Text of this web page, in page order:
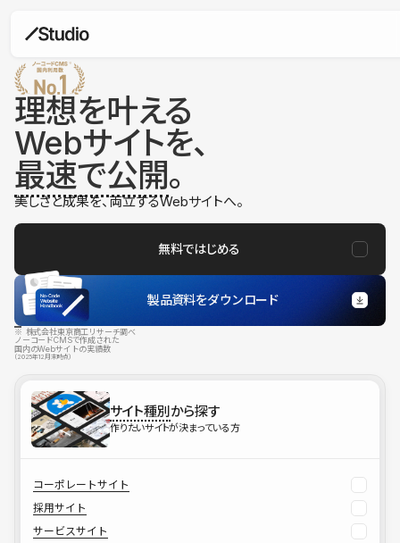
理想を叶える
Webサイトを、
最速で公開。
美しさと成果を、両立するWebサイトへ。
無料ではじめる
製品資料をダウンロード
※ 株式会社東京商工リサーチ調べ
ノーコードCMSで作成された
国内のWebサイトの実績数
（2025年12月末時点）
サイト種別から探す
作りたいサイトが決まっている方
コーポレートサイト
採用サイト
サービスサイト